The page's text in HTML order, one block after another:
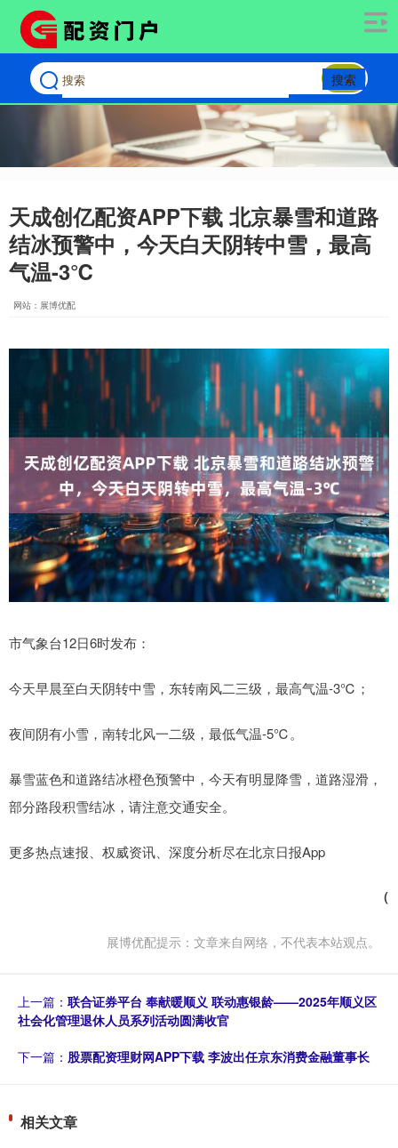
搜索
天成创亿配资APP下载 北京暴雪和道路
结冰预警中，今天白天阴转中雪，最高
气温-3℃
网站：展博优配
市气象台12日6时发布：
今天早晨至白天阴转中雪，东转南风二三级，最高气温-3℃；
夜间阴有小雪，南转北风一二级，最低气温-5℃。
暴雪蓝色和道路结冰橙色预警中，今天有明显降雪，道路湿滑，
部分路段积雪结冰，请注意交通安全。​​​
更多热点速报、权威资讯、深度分析尽在北京日报App
（
展博优配提示：文章来自网络，不代表本站观点。
上一篇： 联合证券平台 奉献暖顺义 联动惠银龄——2025年顺义区
社会化管理退休人员系列活动圆满收官
下一篇： 股票配资理财网APP下载 李波出任京东消费金融董事长
相关文章